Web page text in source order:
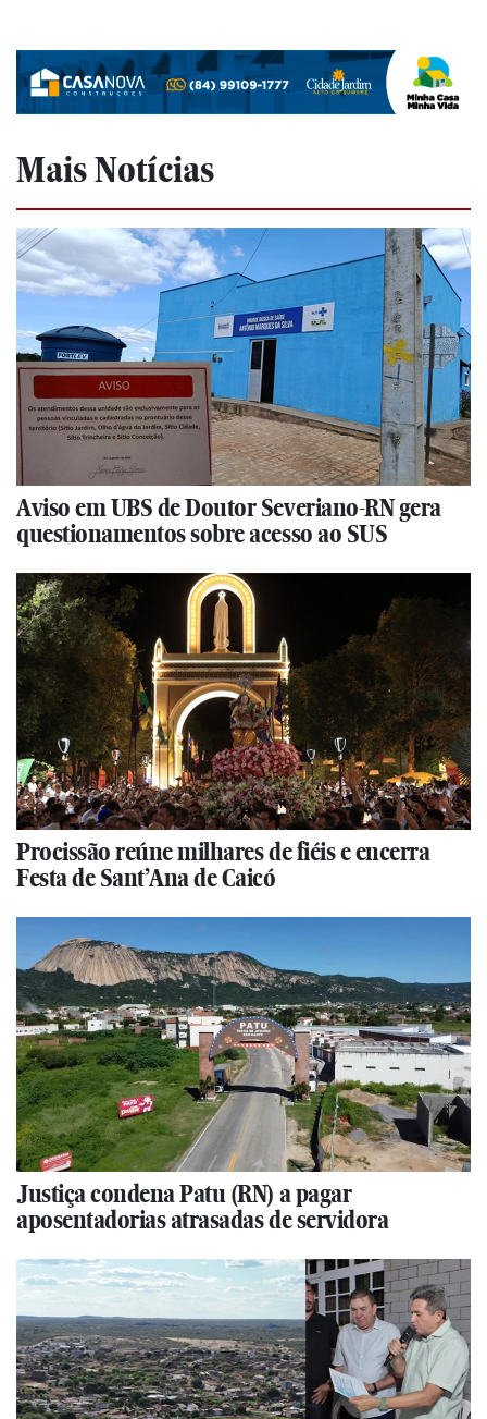
Mais Notícias
Aviso em UBS de Doutor Severiano-RN gera
questionamentos sobre acesso ao SUS
Procissão reúne milhares de fiéis e encerra
Festa de Sant’Ana de Caicó
Justiça condena Patu (RN) a pagar
aposentadorias atrasadas de servidora